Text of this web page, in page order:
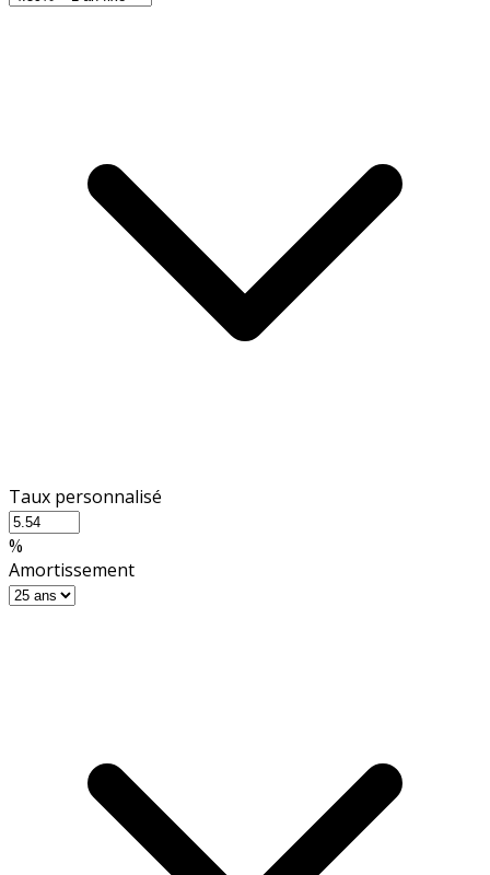
Taux personnalisé
%
Amortissement